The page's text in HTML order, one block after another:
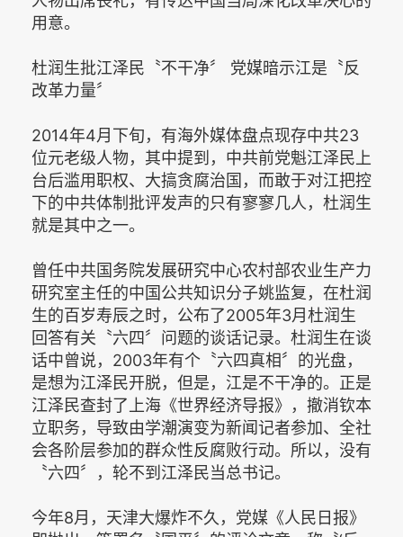
用意。
杜润生批江泽民〝不干净〞 党媒暗示江是〝反
改革力量〞
2014年4月下旬，有海外媒体盘点现存中共23
位元老级人物，其中提到，中共前党魁江泽民上
台后滥用职权、大搞贪腐治国，而敢于对江把控
下的中共体制批评发声的只有寥寥几人，杜润生
就是其中之一。
曾任中共国务院发展研究中心农村部农业生产力
研究室主任的中国公共知识分子姚监复，在杜润
生的百岁寿辰之时，公布了2005年3月杜润生
回答有关〝六四〞问题的谈话记录。杜润生在谈
话中曾说，2003年有个〝六四真相〞的光盘，
是想为江泽民开脱，但是，江是不干净的。正是
江泽民查封了上海《世界经济导报》，撤消钦本
立职务，导致由学潮演变为新闻记者参加、全社
会各阶层参加的群众性反腐败行动。所以，没有
〝六四〞，轮不到江泽民当总书记。
今年8月，天津大爆炸不久，党媒《人民日报》